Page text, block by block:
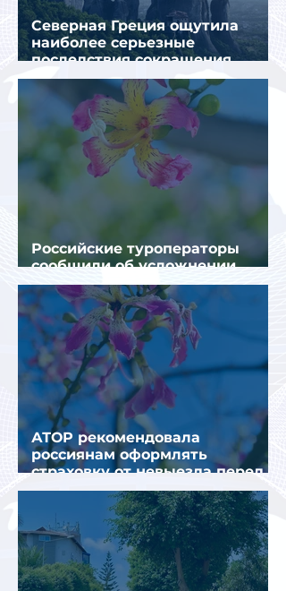
Северная Греция ощутила
наиболее серьезные
последствия сокращения
турпотока из России
Российские туроператоры
сообщили об усложнении
получения виз в Грецию
АТОР рекомендовала
россиянам оформлять
страховку от невыезда перед
поездкой в Грецию